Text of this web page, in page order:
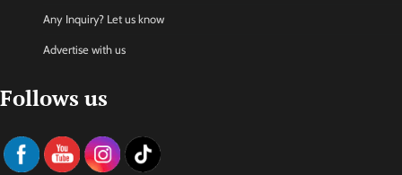
Any Inquiry? Let us know
Advertise with us
Follows us